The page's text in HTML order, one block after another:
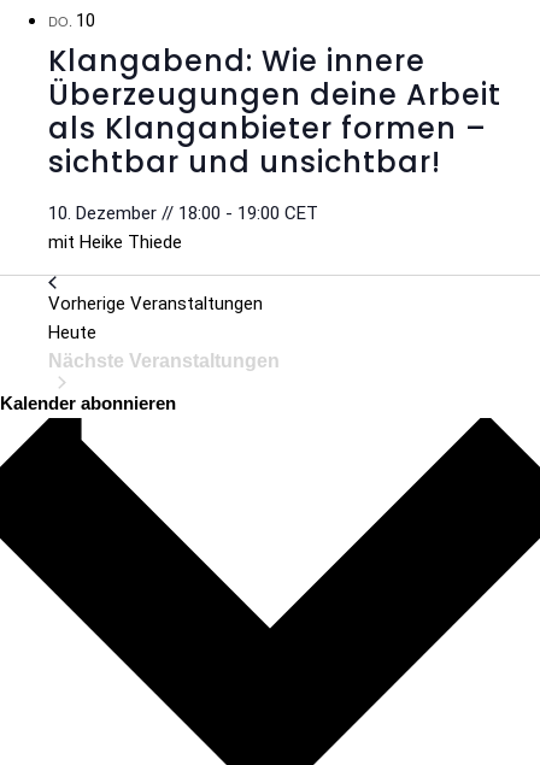
DO. 10
Klangabend: Wie innere
Überzeugungen deine Arbeit
als Klanganbieter formen –
sichtbar und unsichtbar!
10. Dezember // 18:00 - 19:00 CET
mit Heike Thiede
Vorherige Veranstaltungen
Heute
Nächste Veranstaltungen
Kalender abonnieren